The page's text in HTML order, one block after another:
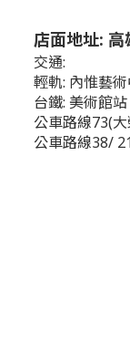
店面地址:
交通:
輕軌: 內惟藝
台鐵: 美術館站
公車路線73(
公車路線38/